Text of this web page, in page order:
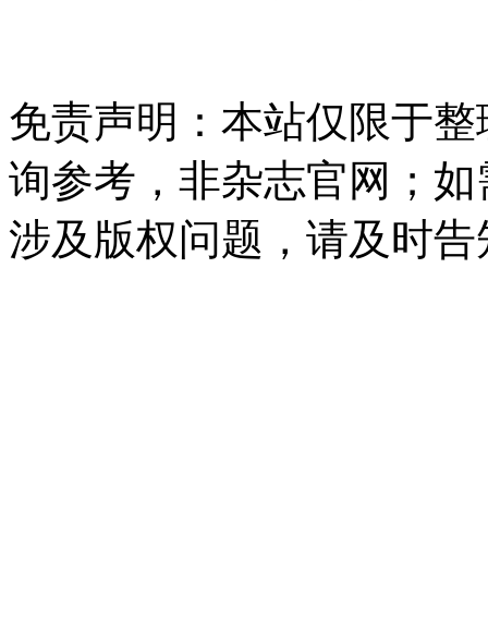
免责声明：本站仅限于
询参考，非杂志官网；
涉及版权问题，请及时告